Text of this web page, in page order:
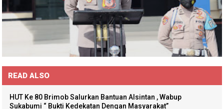
READ ALSO
HUT Ke 80 Brimob Salurkan Bantuan Alsintan , Wabup
Sukabumi “ Bukti Kedekatan Dengan Masyarakat”